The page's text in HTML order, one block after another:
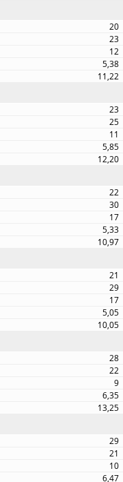
20
23
12
5,38
11,22
23
25
11
5,85
12,20
22
30
17
5,33
10,97
21
29
17
5,05
10,05
28
22
9
6,35
13,25
29
21
10
6,47